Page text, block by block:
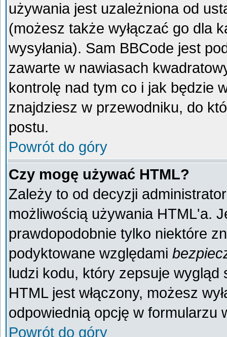
używania jest uzależniona od
(możesz także wyłączać go dla
wysyłania). Sam BBCode jest
zawarte w nawiasach
kontrolę nad tym co i jak będzie
znajdziesz w przewodniku, do
postu.
Powrót do góry
Czy mogę używać HTML?
Zależy to od decyzji
możliwością używania HTML'a.
prawdopodobnie tylko niektóre
podyktowane względami
ludzi kodu, który zepsuje wygląd
HTML jest włączony, możesz
odpowiednią opcję w formularzu
Powrót do góry